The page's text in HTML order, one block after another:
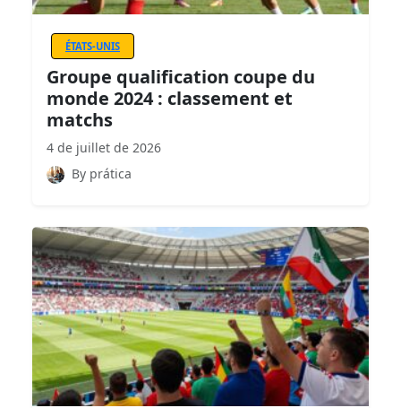
ÉTATS-UNIS
Groupe qualification coupe du
monde 2024 : classement et
matchs
4 de juillet de 2026
By prática